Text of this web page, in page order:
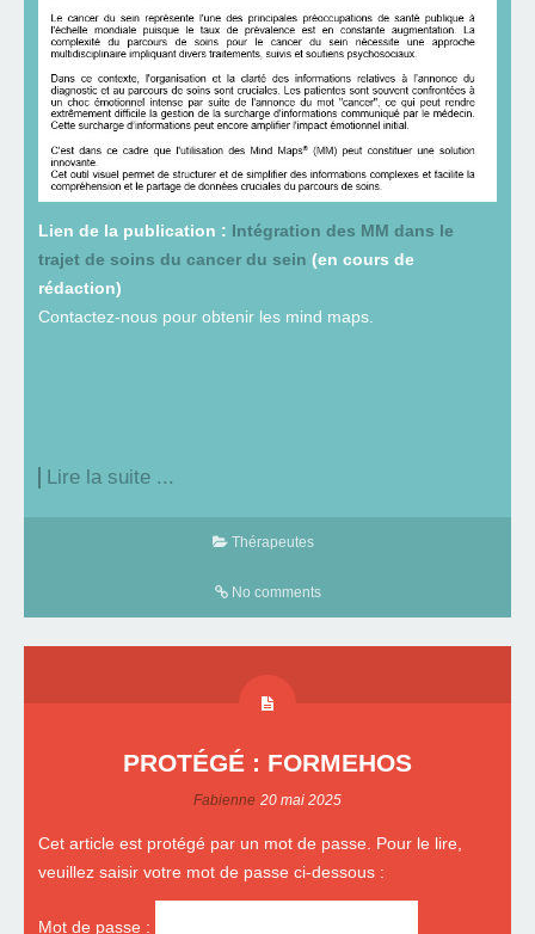
Lien de la publication : Intégration des MM dans le
trajet de soins du cancer du sein (en cours de
rédaction)
Contactez-nous pour obtenir les mind maps.
Lire la suite ...
Thérapeutes
No comments
PROTÉGÉ : FORMEHOS
Fabienne 20 mai 2025
Cet article est protégé par un mot de passe. Pour le lire,
veuillez saisir votre mot de passe ci-dessous :
Mot de passe :